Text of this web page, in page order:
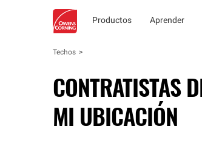
Productos Aprender
Techos
CONTRATISTAS
MI UBICACIÓN